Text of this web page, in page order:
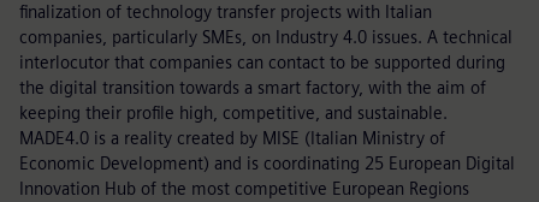
finalization of technology transfer projects with Italian
companies, particularly SMEs, on Industry 4.0 issues. A technical
interlocutor that companies can contact to be supported during
the digital transition towards a smart factory, with the aim of
keeping their profile high, competitive, and sustainable.
MADE4.0 is a reality created by MISE (Italian Ministry of
Economic Development) and is coordinating 25 European Digital
Innovation Hub of the most competitive European Regions